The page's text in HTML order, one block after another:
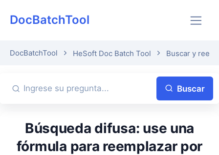
DocBatchTool
DocBatchTool HeSoft Doc Batch Tool Buscar y
Buscar
Búsqueda difusa: use una
fórmula para reemplazar por